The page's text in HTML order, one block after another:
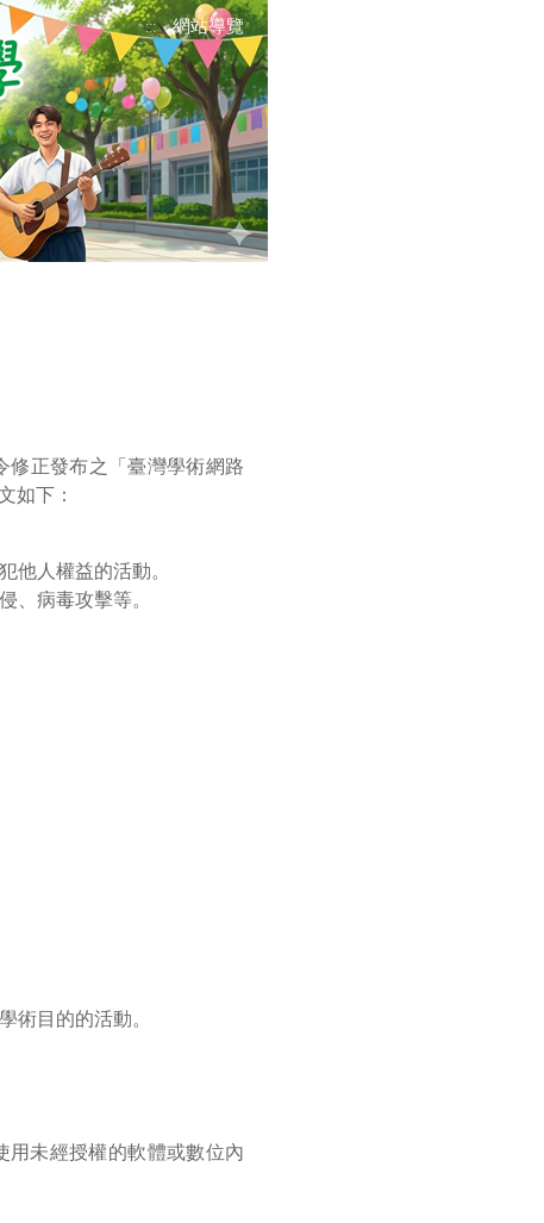
::: 網站導覽
修正發布之「臺灣學術網路
如下：
他人權益的活動。
、病毒攻擊等。
術目的的活動。
用未經授權的軟體或數位內